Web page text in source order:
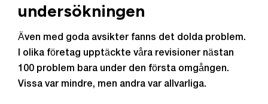
undersökningen
Även med goda avsikter fanns det dolda problem.
I olika företag upptäckte våra revisioner nästan
100 problem bara under den första omgången.
Vissa var mindre, men andra var allvarliga.